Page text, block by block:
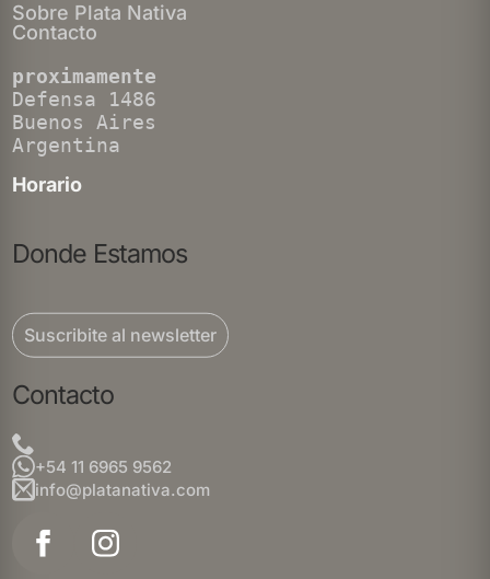
Sobre Plata Nativa
Contacto
proximamente
Defensa 1486
Buenos Aires
Argentina
Horario
Donde Estamos
Suscribite al newsletter
Contacto
+54 11 6965 9562
info@platanativa.com